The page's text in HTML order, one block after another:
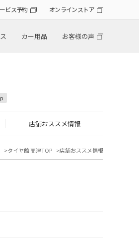
ビス予約 オンラインストア
カー用品 お客様の声
店舗おススメ情報
タイヤ館 高津TOP 店舗おススメ情報